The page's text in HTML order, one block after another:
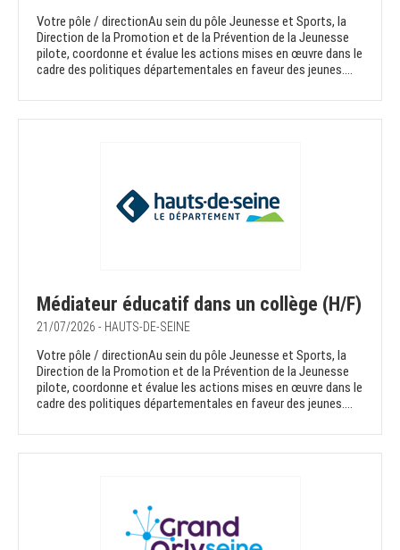
Votre pôle / directionAu sein du pôle Jeunesse et Sports, la
Direction de la Promotion et de la Prévention de la Jeunesse
pilote, coordonne et évalue les actions mises en œuvre dans le
cadre des politiques départementales en faveur des jeunes....
Médiateur éducatif dans un collège (H/F)
21/07/2026 - HAUTS-DE-SEINE
Votre pôle / directionAu sein du pôle Jeunesse et Sports, la
Direction de la Promotion et de la Prévention de la Jeunesse
pilote, coordonne et évalue les actions mises en œuvre dans le
cadre des politiques départementales en faveur des jeunes....